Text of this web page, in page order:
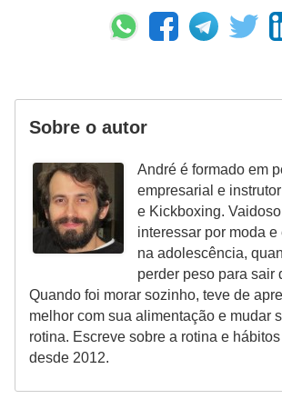
Sobre o autor
André é formado em
empresarial e
e Kickboxing.
interessar por moda
na adolescência,
perder peso para sair
Quando foi morar sozinho, teve de
melhor com sua alimentação e mudar
rotina. Escreve sobre a rotina e
desde 2012.